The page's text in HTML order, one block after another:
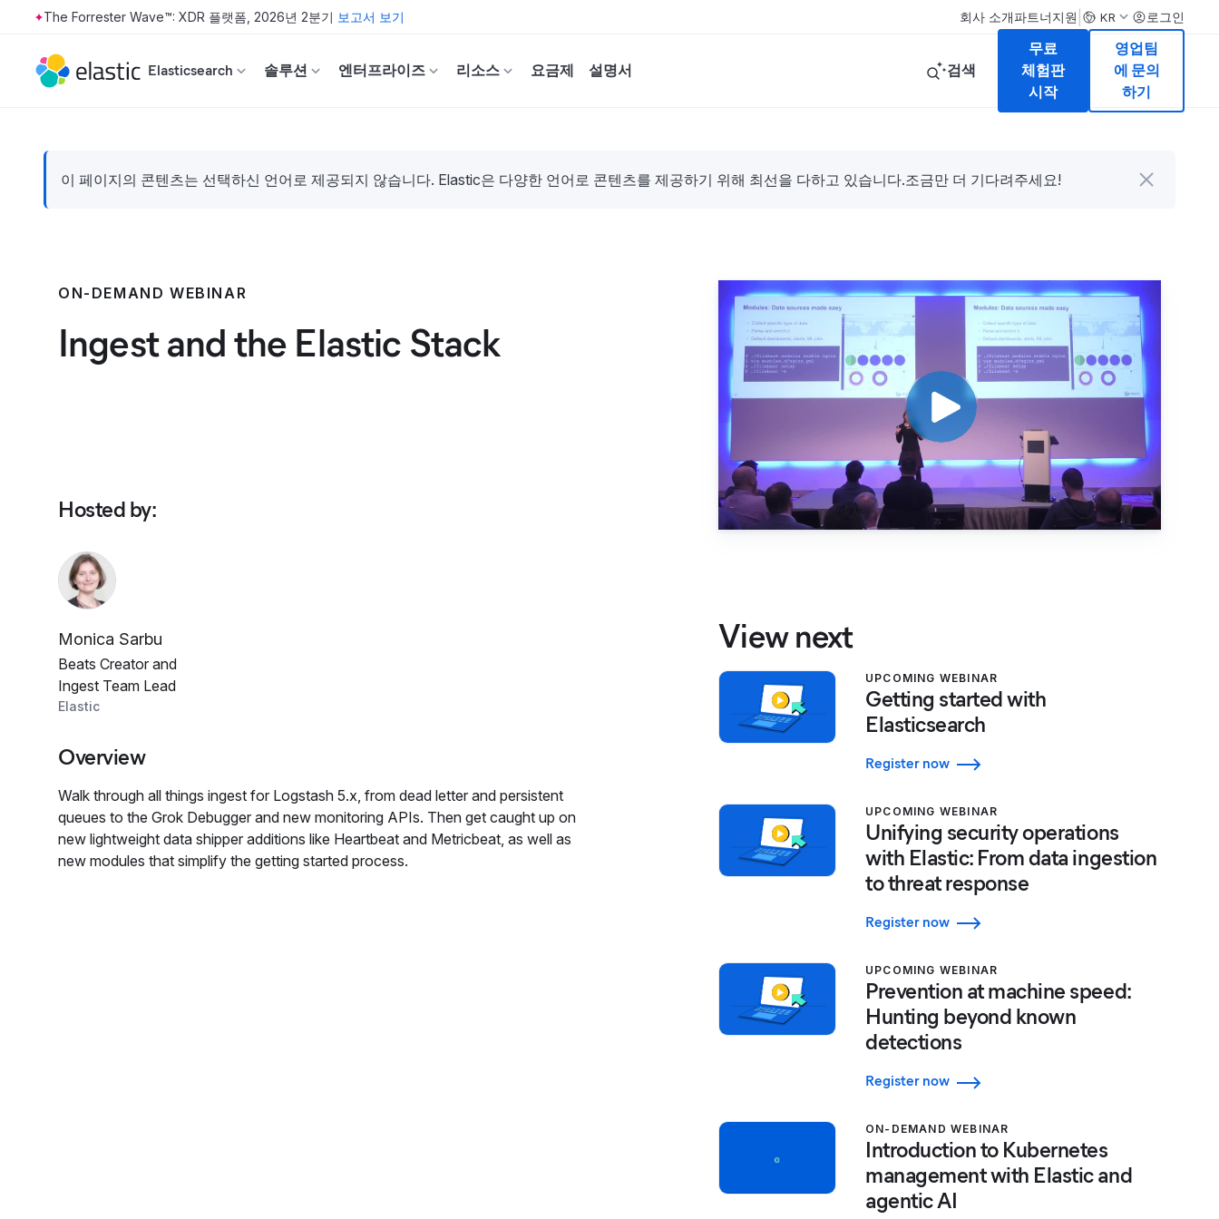
Skip to main content
The Forrester Wave™: XDR 플랫폼, 2026년 2분기 보고서 보기 회사 소개파트너지원 KR 로그인
Elasticsearch 솔루션 엔터프라이즈 리소스 요금제 설명서 검색
무료
체험판
시작
영업팀
에 문의
하기
이 페이지의 콘텐츠는 선택하신 언어로 제공되지 않습니다. Elastic은 다양한 언어로 콘텐츠를 제공하기 위해 최선을 다하고 있습니다.조금만 더 기다려주세요!
ON-DEMAND WEBINAR
Ingest and the Elastic Stack
Hosted by:
Monica Sarbu
Beats Creator and
Ingest Team Lead
Elastic
Overview
Walk through all things ingest for Logstash 5.x, from dead letter and persistent
queues to the Grok Debugger and new monitoring APIs. Then get caught up on
new lightweight data shipper additions like Heartbeat and Metricbeat, as well as
new modules that simplify the getting started process.
View next
UPCOMING WEBINAR
Getting started with
Elasticsearch
Register now
UPCOMING WEBINAR
Unifying security operations
with Elastic: From data ingestion
to threat response
Register now
UPCOMING WEBINAR
Prevention at machine speed:
Hunting beyond known
detections
Register now
ON-DEMAND WEBINAR
Introduction to Kubernetes
management with Elastic and
agentic AI